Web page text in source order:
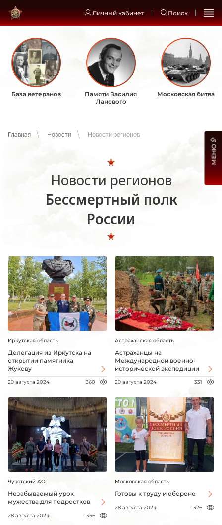
Личный кабинет Поиск
База ветеранов
Памяти Василия
Ланового
Московская битва
Главная Новости Новости регионов
Новости регионов
Бессмертный полк
России
Иркутская область
Делегация из Иркутска на
открытии памятника
Жукову
29 августа 2024 360
Астраханская область
Астраханцы на
Международной военно-
исторической экспедиции
29 августа 2024 331
Чукотский АО
Незабываемый урок
мужества для подростков
28 августа 2024 356
Московская область
Готовы к труду и обороне
28 августа 2024 326
МЕНЮ